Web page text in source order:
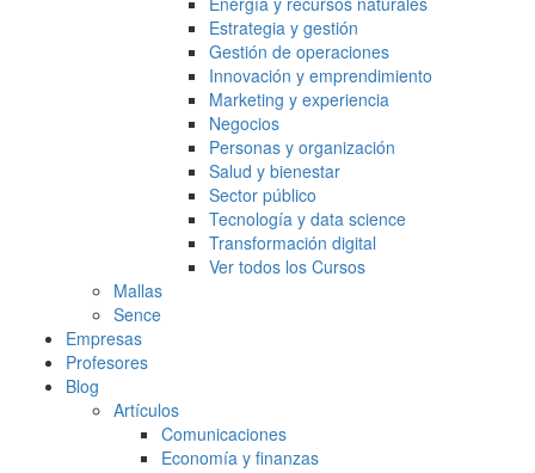
Estrategia y gestión
Gestión de operaciones
Innovación y emprendimiento
Marketing y experiencia
Negocios
Personas y organización
Salud y bienestar
Sector público
Tecnología y data science
Transformación digital
Ver todos los Cursos
Mallas
Sence
Empresas
Profesores
Blog
Artículos
Comunicaciones
Economía y finanzas